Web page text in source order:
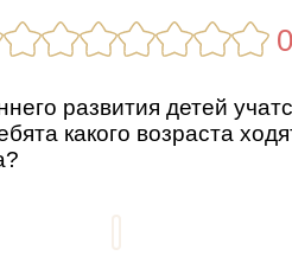
развития детей
какого возраста